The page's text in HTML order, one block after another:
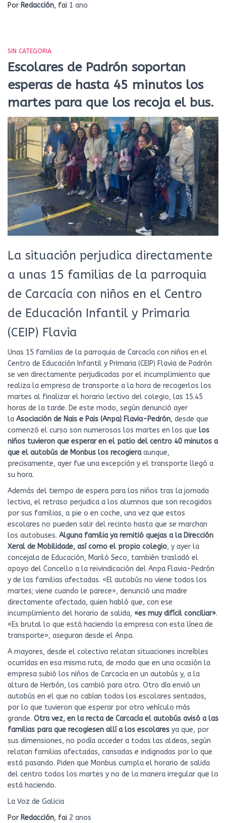
Por Redacción, fai 1 ano
SIN CATEGORIA
Escolares de Padrón soportan
esperas de hasta 45 minutos los
martes para que los recoja el bus.
La situación perjudica directamente
a unas 15 familias de la parroquia
de Carcacía con niños en el Centro
de Educación Infantil y Primaria
(CEIP) Flavia
Unas 15 familias de la parroquia de Carcacía con niños en el
Centro de Educación Infantil y Primaria (CEIP) Flavia de Padrón
se ven directamente perjudicadas por el incumplimiento que
realiza la empresa de transporte a la hora de recogerlos los
martes al finalizar el horario lectivo del colegio, las 15.45
horas de la tarde. De este modo, según denunció ayer
la Asociación de Nais e Pais (Anpa) Flavia-Pedrón, desde que
comenzó el curso son numerosos los martes en los que los
niños tuvieron que esperar en el patio del centro 40 minutos a
que el autobús de Monbus los recogieraaunque,
precisamente, ayer fue una excepción y el transporte llegó a
su hora.
Además del tiempo de espera para los niños tras la jornada
lectiva, el retraso perjudica a los alumnos que son recogidos
por sus familias, a pie o en coche, una vez que estos
escolares no pueden salir del recinto hasta que se marchan
los autobuses. Alguna familia ya remitió quejas a la Dirección
Xeral de Mobilidade, así como el propio colegio, y ayer la
concejala de Educación, Mariló Seco, también trasladó el
apoyo del Concello a la reivindicación del Anpa Flavia-Pedrón
y de las familias afectadas. «El autobús no viene todos los
martes; viene cuando le parece», denunció una madre
directamente afectada, quien habló que, con ese
incumplimiento del horario de salida, «es muy difícil conciliar».
«Es brutal lo que está haciendo la empresa con esta línea de
transporte», aseguran desde el Anpa.
A mayores, desde el colectivo relatan situaciones increíbles
ocurridas en esa misma ruta, de modo que en una ocasión la
empresa subió los niños de Carcacía en un autobús y, a la
altura de Herbón, los cambió para otro. Otro día envió un
autobús en el que no cabían todos los escolares sentados,
por lo que tuvieron que esperar por otro vehículo más
grande. Otra vez, en la recta de Carcacía el autobús avisó a las
familias para que recogiesen allí a los escolares ya que, por
sus dimensiones, no podía acceder a todas las aldeas, según
relatan familias afectadas, cansadas e indignadas por lo que
está pasando. Piden que Monbus cumpla el horario de salida
del centro todos los martes y no de la manera irregular que lo
está haciendo.
La Voz de Galicia
Por Redacción, fai 2 anos